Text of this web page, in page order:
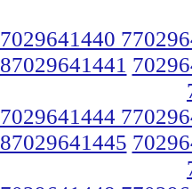
7029641440
87029641441
7029641444
87029641445